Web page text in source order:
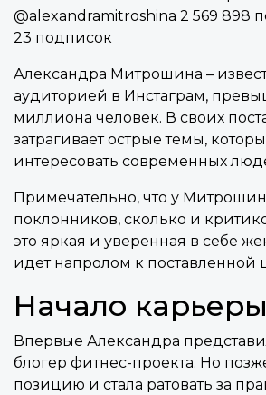
@alexandramitroshina 2 569 898
23 подписок
Александра Митрошина –
аудиторией в Инстаграм,
миллиона человек. В своих
затрагивает острые темы,
интересовать современных
Примечательно, что у
поклонников, сколько и
это яркая и уверенная в себе
идет напролом к поставленной
Начало карьеры
Впервые Александра
блогер фитнес-проекта. Но
позицию и стала ратовать за